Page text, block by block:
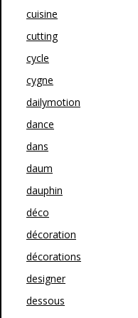
cuisine
cutting
cycle
cygne
dailymotion
dance
dans
daum
dauphin
déco
décoration
décorations
designer
dessous